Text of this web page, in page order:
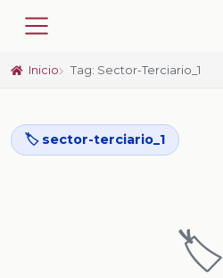
Inicio Tag: Sector-Terciario_1
🏷️ sector-terciario_1
🏷️